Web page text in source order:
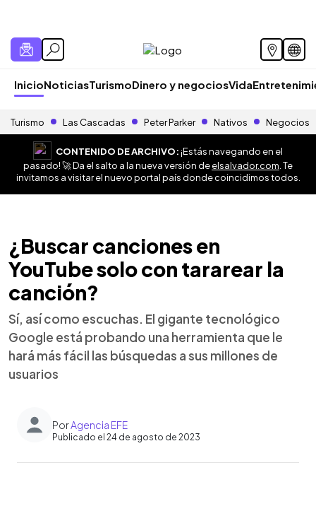
InicioNoticiasTurismoDinero y negociosVida
Turismo Las Cascadas Peter Parker Nativos Negocios
CONTENIDO DE ARCHIVO:¡Estás navegando en el
pasado! 🚀 Da el salto a la nueva versión deelsalvador.com . Te
invitamos a visitar el nuevo portal país donde coincidimos todos.
¿Buscar canciones en
YouTube solo con tararear la
canción?
Sí, así como escuchas. El gigante tecnológico
Google está probando una herramienta que le
hará más fácil las búsquedas a sus millones de
usuarios
PorAgencia EFE
Publicado el 24 de agosto de 2023